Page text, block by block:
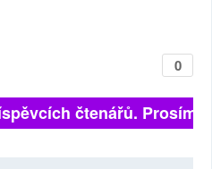
0
čtenářů. Prosíme,